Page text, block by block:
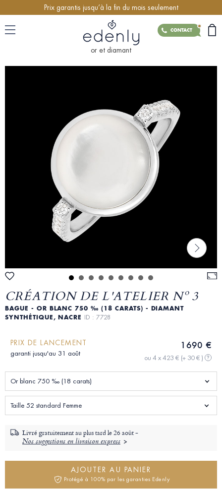
Prix garantis jusqu’à la fin du mois seulement
CONTACT
or et diamant
CRÉATION DE L'ATELIER Nº 3
BAGUE - OR BLANC 750 ‰ (18 CARATS) - DIAMANT
SYNTHÉTIQUE, NACRE ID : 7728
PRIX DE LANCEMENT
garanti jusqu'au 31 août
1690 €
ou 4 x 423 € (+ 30 € ) ?
Or blanc 750 ‰ (18 carats)
Taille 52 standard Femme
Livré gratuitement au plus tard le26 août -
Nos suggestions en livraison express
AJOUTER AU PANIER
Protégé à 100% par les garanties Edenly